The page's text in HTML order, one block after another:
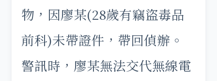
物，因廖某(28歲有竊盜毒品
前科)未帶證件，帶回偵辦。
警訊時，廖某無法交代無線電